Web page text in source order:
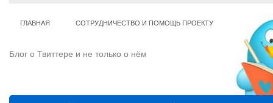
ГЛАВНАЯ СОТРУДНИЧЕСТВО И ПОМОЩЬ ПРОЕКТУ
Блог о Твиттере и не только о нём